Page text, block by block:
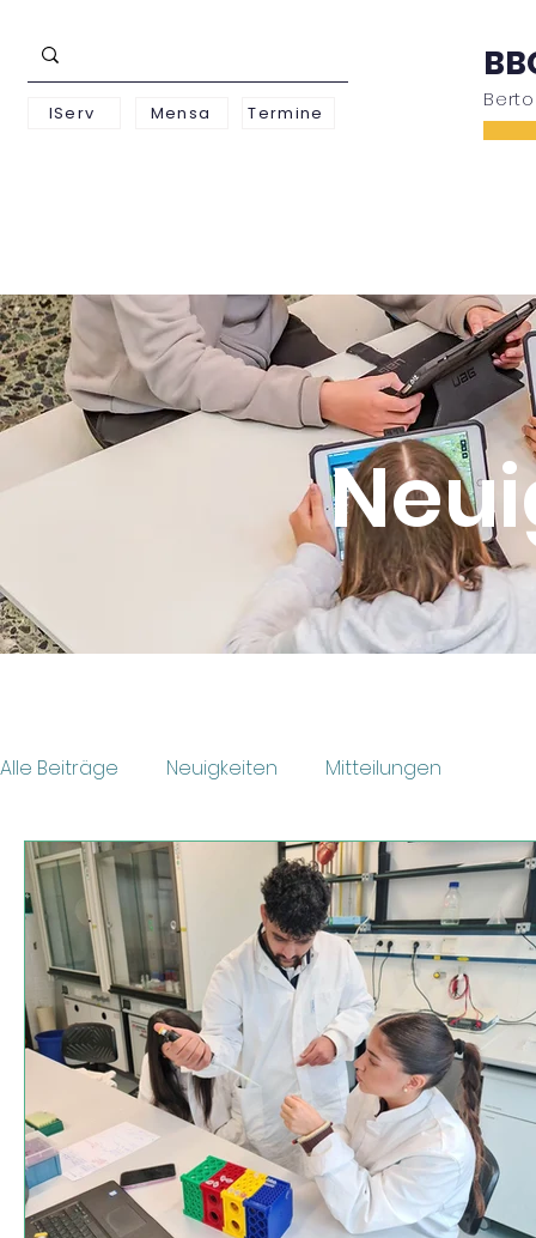
IServ Mensa Termine
Alle Beiträge Neuigkeiten Mitteilungen